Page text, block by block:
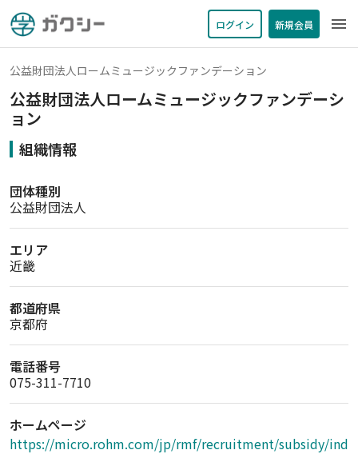
ログイン 新規会員 menu
公益財団法人ロームミュージックファンデーション
公益財団法人ロームミュージックファンデーシ
ョン
組織情報
団体種別
公益財団法人
エリア
近畿
都道府県
京都府
電話番号
075-311-7710
ホームページ
https://micro.rohm.com/jp/rmf/recruitment/subsidy/ind